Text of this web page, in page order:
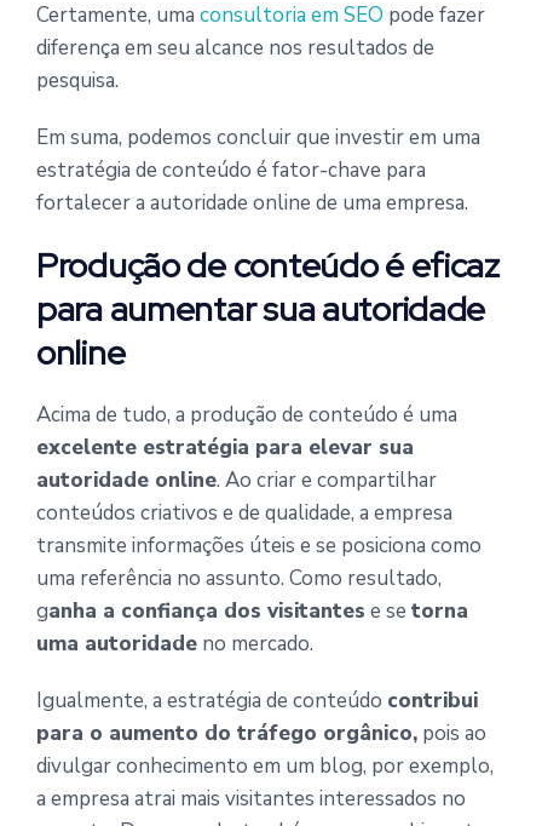
Certamente, uma consultoria em SEO pode fazer
diferença em seu alcance nos resultados de
pesquisa.
Em suma, podemos concluir que investir em uma
estratégia de conteúdo é fator-chave para
fortalecer a autoridade online de uma empresa.
Produção de conteúdo é eficaz
para aumentar sua autoridade
online
Acima de tudo, a produção de conteúdo é uma
excelente estratégia para elevar sua
autoridade online. Ao criar e compartilhar
conteúdos criativos e de qualidade, a empresa
transmite informações úteis e se posiciona como
uma referência no assunto. Como resultado,
ganha a confiança dos visitantes e se torna
uma autoridade no mercado.
Igualmente, a estratégia de conteúdo contribui
para o aumento do tráfego orgânico, pois ao
divulgar conhecimento em um blog, por exemplo,
a empresa atrai mais visitantes interessados no